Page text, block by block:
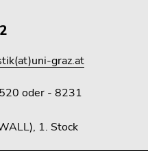
graz.at
oder - 8231
1. Stock